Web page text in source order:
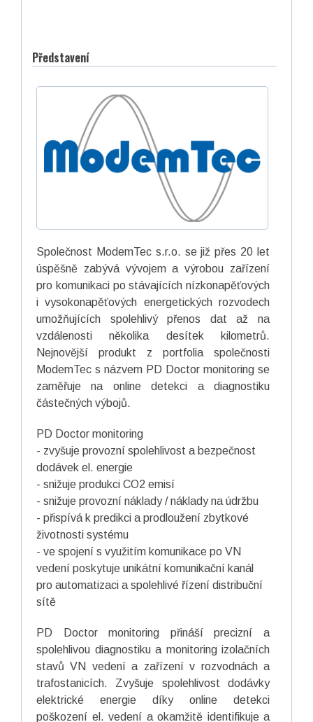
Představení
Společnost ModemTec s.r.o. se již přes 20 let
úspěšně zabývá vývojem a výrobou zařízení
pro komunikaci po stávajících nízkonapěťových
i vysokonapěťových energetických rozvodech
umožňujících spolehlivý přenos dat až na
vzdálenosti několika desítek kilometrů.
Nejnovější produkt z portfolia společnosti
ModemTec s názvem PD Doctor monitoring se
zaměřuje na online detekci a diagnostiku
částečných výbojů.
PD Doctor monitoring
- zvyšuje provozní spolehlivost a bezpečnost
dodávek el. energie
- snižuje produkci CO2 emisí
- snižuje provozní náklady / náklady na údržbu
- přispívá k predikci a prodloužení zbytkové
životnosti systému
- ve spojení s využitím komunikace po VN
vedení poskytuje unikátní komunikační kanál
pro automatizaci a spolehlivé řízení distribuční
sítě
PD Doctor monitoring přináší precizní a
spolehlivou diagnostiku a monitoring izolačních
stavů VN vedení a zařízení v rozvodnách a
trafostanicích. Zvyšuje spolehlivost dodávky
elektrické energie díky online detekci
poškození el. vedení a okamžitě identifikuje a